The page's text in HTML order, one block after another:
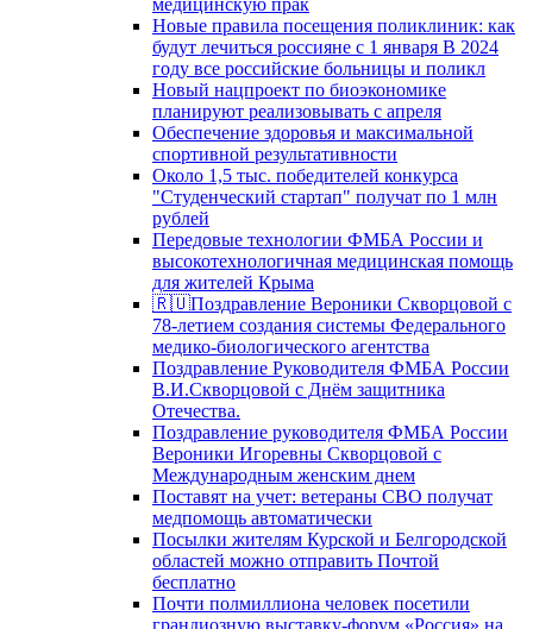
медицинскую прак
Новые правила посещения поликлиник: как
будут лечиться россияне с 1 января В 2024
году все российские больницы и поликл
Новый нацпроект по биоэкономике
планируют реализовывать с апреля
Обеспечение здоровья и максимальной
спортивной результативности
Около 1,5 тыс. победителей конкурса
"Студенческий стартап" получат по 1 млн
рублей
Передовые технологии ФМБА России и
высокотехнологичная медицинская помощь
для жителей Крыма
🇷🇺Поздравление Вероники Скворцовой с
78-летием создания системы Федерального
медико-биологического агентства
Поздравление Руководителя ФМБА России
В.И.Скворцовой с Днём защитника
Отечества.
Поздравление руководителя ФМБА России
Вероники Игоревны Скворцовой с
Международным женским днем
Поставят на учет: ветераны СВО получат
медпомощь автоматически
Посылки жителям Курской и Белгородской
областей можно отправить Почтой
бесплатно
Почти полмиллиона человек посетили
грандиозную выставку-форум «Россия» на